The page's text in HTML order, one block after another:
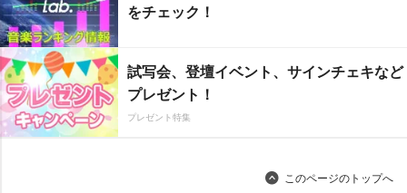
をチェック！
試写会、登壇イベント、サインチェキなど
プレゼント！
プレゼント特集
このページのトップへ